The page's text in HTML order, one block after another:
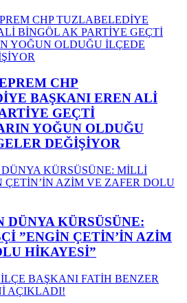
CHP
BAŞKANI EREN ALİ
GEÇTİ
YOĞUN OLDUĞU
DEĞİŞİYOR
DÜNYA KÜRSÜSÜNE:
”ENGİN ÇETİN’İN AZİM
HİKAYESİ”